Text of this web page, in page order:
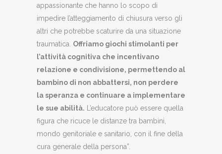
appassionante che hanno lo scopo di
impedire l’atteggiamento di chiusura verso gli
altri che potrebbe scaturire da una situazione
traumatica. Offriamo giochi stimolanti per
l’attività cognitiva che incentivano
relazione e condivisione, permettendo al
bambino di non abbattersi, non perdere
la speranza e continuare a implementare
le sue abilità. L’educatore può essere quella
figura che ricuce le distanze tra bambini,
mondo genitoriale e sanitario, con il fine della
cura generale della persona”.